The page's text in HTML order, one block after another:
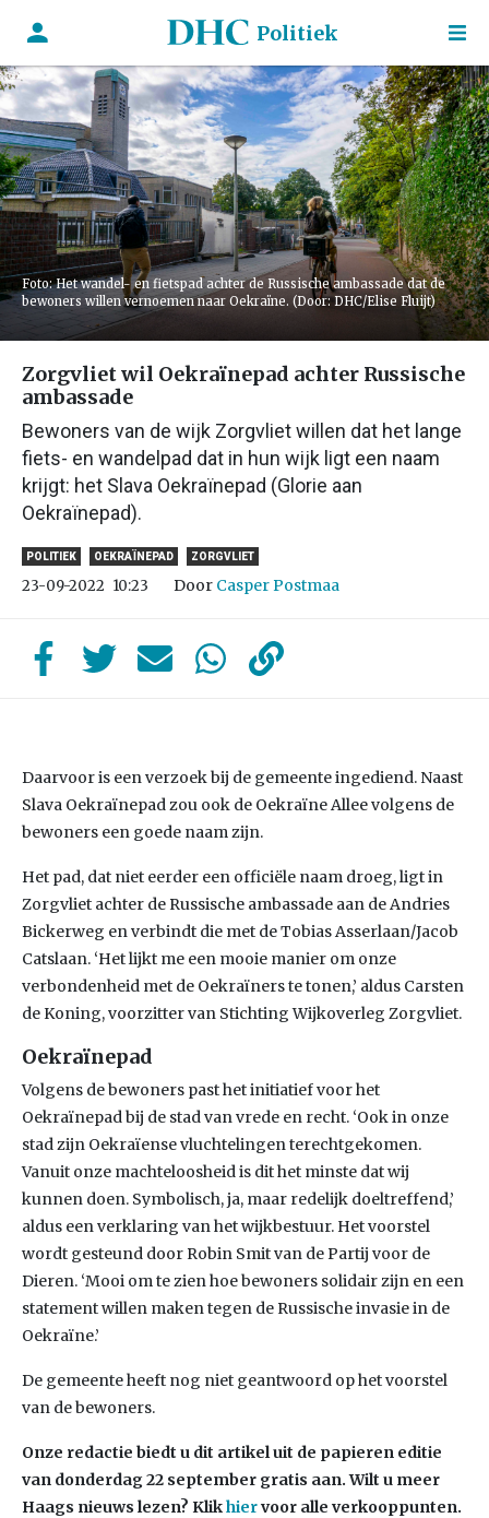
Politiek
Foto: Het wandel- en fietspad achter de Russische ambassade dat de
bewoners willen vernoemen naar Oekraïne. (Door: DHC/Elise Fluijt)
Zorgvliet wil Oekraïnepad achter Russische
ambassade
Bewoners van de wijk Zorgvliet willen dat het lange
fiets- en wandelpad dat in hun wijk ligt een naam
krijgt: het Slava Oekraïnepad (Glorie aan
Oekraïnepad).
POLITIEK OEKRAÏNEPAD ZORGVLIET
23-09-2022 10:23 Door Casper Postmaa
Daarvoor is een verzoek bij de gemeente ingediend. Naast
Slava Oekraïnepad zou ook de Oekraïne Allee volgens de
bewoners een goede naam zijn.
Het pad, dat niet eerder een officiële naam droeg, ligt in
Zorgvliet achter de Russische ambassade aan de Andries
Bickerweg en verbindt die met de Tobias Asserlaan/Jacob
Catslaan. ‘Het lijkt me een mooie manier om onze
verbondenheid met de Oekraïners te tonen,’ aldus Carsten
de Koning, voorzitter van Stichting Wijkoverleg Zorgvliet.
Oekraïnepad
Volgens de bewoners past het initiatief voor het
Oekraïnepad bij de stad van vrede en recht. ‘Ook in onze
stad zijn Oekraïense vluchtelingen terechtgekomen.
Vanuit onze machteloosheid is dit het minste dat wij
kunnen doen. Symbolisch, ja, maar redelijk doeltreffend,’
aldus een verklaring van het wijkbestuur. Het voorstel
wordt gesteund door Robin Smit van de Partij voor de
Dieren. ‘Mooi om te zien hoe bewoners solidair zijn en een
statement willen maken tegen de Russische invasie in de
Oekraïne.’
De gemeente heeft nog niet geantwoord op het voorstel
van de bewoners.
Onze redactie biedt u dit artikel uit de papieren editie
van donderdag 22 september gratis aan. Wilt u meer
Haags nieuws lezen? Klikhiervoor alle verkooppunten.